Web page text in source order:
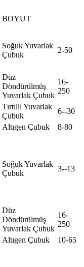
BOYUT
Soğuk Yuvarlak
Çubuk
2-50
Düz
Döndürülmüş
Yuvarlak Çubuk
16-
250
Tırtıllı Yuvarlak
Çubuk
6--30
Altıgen Çubuk 8-80
Soğuk Yuvarlak
Çubuk
3--13
Düz
Döndürülmüş
Yuvarlak Çubuk
16-
250
Altıgen Çubuk 10-65